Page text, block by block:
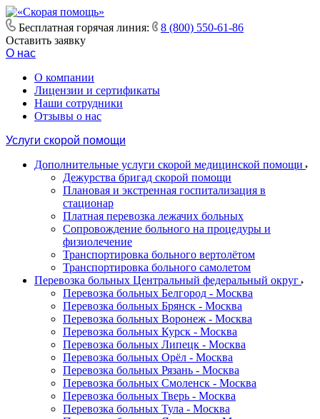
Бесплатная горячая линия:
8 (800) 550-61-86
Оставить заявку
О нас
О компании
Лицензии и сертификаты
Наши сотрудники
Отзывы о нас
Услуги скорой помощи
Дополнительные услуги скорой медицинской помощи
Дежурства бригад скорой помощи
Плановая и экстренная госпитализация в
стационар
Платная перевозка лежачих больных
Сопровождение больного на процедуры и
физиолечение
Транспортировка больного вертолётом
Транспортировка больного самолетом
Перевозка больных Центральный федеральный округ
Перевозка больных Белгород - Москва
Перевозка больных Брянск - Москва
Перевозка больных Воронеж - Москва
Перевозка больных Курск - Москва
Перевозка больных Липецк - Москва
Перевозка больных Орёл - Москва
Перевозка больных Рязань - Москва
Перевозка больных Смоленск - Москва
Перевозка больных Тверь - Москва
Перевозка больных Тула - Москва